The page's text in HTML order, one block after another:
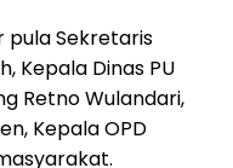
pula Sekretaris
Kepala Dinas PU
Retno Wulandari,
Kepala OPD